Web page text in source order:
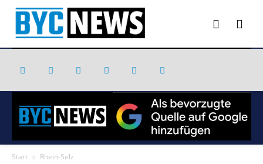
Start Rhein-Selz